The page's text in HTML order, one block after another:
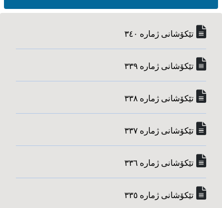
تێکۆشانی ژماره‌ ٣٤٠
تێکۆشانی ژماره‌ ٣٣٩
تێکۆشانی ژماره‌ ٣٣٨
تێکۆشانی ژماره‌ ٣٣٧
تێکۆشانی ژماره‌ ٣٣٦
تێکۆشانی ژماره‌ ٣٣٥